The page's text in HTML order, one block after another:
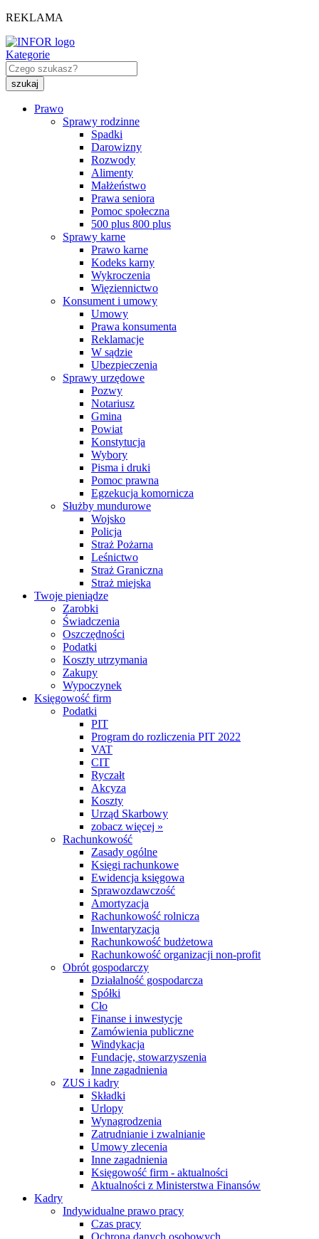
REKLAMA
Kategorie
Prawo
Sprawy rodzinne
Spadki
Darowizny
Rozwody
Alimenty
Małżeństwo
Prawa seniora
Pomoc społeczna
500 plus 800 plus
Sprawy karne
Prawo karne
Kodeks karny
Wykroczenia
Więziennictwo
Konsument i umowy
Umowy
Prawa konsumenta
Reklamacje
W sądzie
Ubezpieczenia
Sprawy urzędowe
Pozwy
Notariusz
Gmina
Powiat
Konstytucja
Wybory
Pisma i druki
Pomoc prawna
Egzekucja komornicza
Służby mundurowe
Wojsko
Policja
Straż Pożarna
Leśnictwo
Straż Graniczna
Straż miejska
Twoje pieniądze
Zarobki
Świadczenia
Oszczędności
Podatki
Koszty utrzymania
Zakupy
Wypoczynek
Księgowość firm
Podatki
PIT
Program do rozliczenia PIT 2022
VAT
CIT
Ryczałt
Akcyza
Koszty
Urząd Skarbowy
zobacz więcej »
Rachunkowość
Zasady ogólne
Księgi rachunkowe
Ewidencja księgowa
Sprawozdawczość
Amortyzacja
Rachunkowość rolnicza
Inwentaryzacja
Rachunkowość budżetowa
Rachunkowość organizacji non-profit
Obrót gospodarczy
Działalność gospodarcza
Spółki
Cło
Finanse i inwestycje
Zamówienia publiczne
Windykacja
Fundacje, stowarzyszenia
Inne zagadnienia
ZUS i kadry
Składki
Urlopy
Wynagrodzenia
Zatrudnianie i zwalnianie
Umowy zlecenia
Inne zagadnienia
Księgowość firm - aktualności
Aktualności z Ministerstwa Finansów
Kadry
Indywidualne prawo pracy
Czas pracy
Ochrona danych osobowych